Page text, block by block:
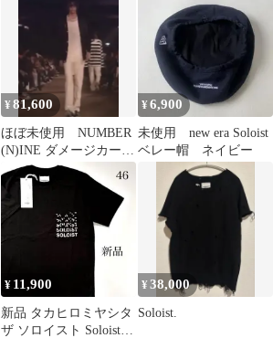
¥81,600
ほぼ未使用 NUMBER
(N)INE ダメージカーデ
ィガン カート ソロ
イスト
¥6,900
未使用 new era Soloist
ベレー帽 ネイビー
¥ 11,900
新品 タカヒロミヤシタ
ザ ソロイスト Soloist T
¥38,000
Soloist.